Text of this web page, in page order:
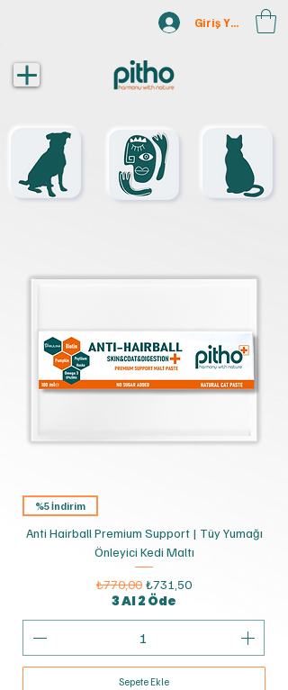
Giriş Yap
%5 İndirim
Anti Hairball Premium Support | Tüy Yumağı
Önleyici Kedi Maltı
Normal Fiyat
₺770,00 İndirimli Fiyat
₺731,50
3 Al 2 Öde
Sepete Ekle